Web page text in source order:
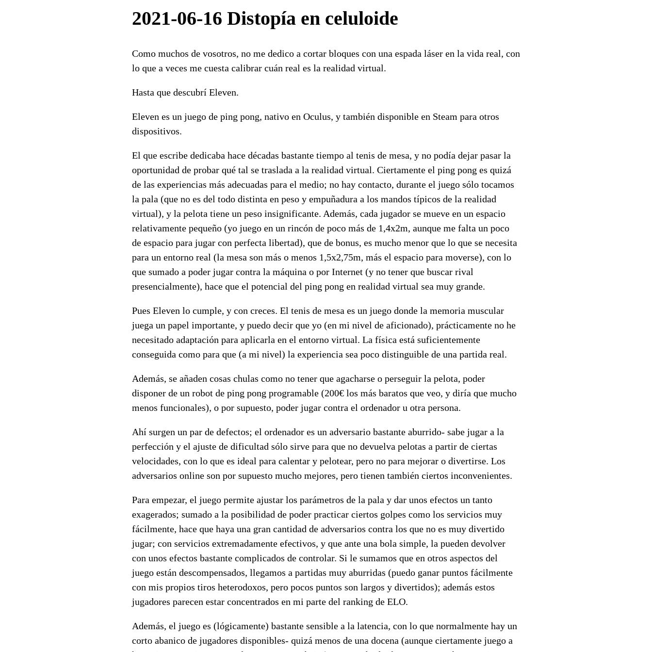
2021-06-16 Distopía en celuloide
Como muchos de vosotros, no me dedico a cortar bloques con una espada láser en la vida real, con
lo que a veces me cuesta calibrar cuán real es la realidad virtual.
Hasta que descubrí Eleven.
Eleven es un juego de ping pong, nativo en Oculus, y también disponible en Steam para otros
dispositivos.
El que escribe dedicaba hace décadas bastante tiempo al tenis de mesa, y no podía dejar pasar la
oportunidad de probar qué tal se traslada a la realidad virtual. Ciertamente el ping pong es quizá
de las experiencias más adecuadas para el medio; no hay contacto, durante el juego sólo tocamos
la pala (que no es del todo distinta en peso y empuñadura a los mandos típicos de la realidad
virtual), y la pelota tiene un peso insignificante. Además, cada jugador se mueve en un espacio
relativamente pequeño (yo juego en un rincón de poco más de 1,4x2m, aunque me falta un poco
de espacio para jugar con perfecta libertad), que de bonus, es mucho menor que lo que se necesita
para un entorno real (la mesa son más o menos 1,5x2,75m, más el espacio para moverse), con lo
que sumado a poder jugar contra la máquina o por Internet (y no tener que buscar rival
presencialmente), hace que el potencial del ping pong en realidad virtual sea muy grande.
Pues Eleven lo cumple, y con creces. El tenis de mesa es un juego donde la memoria muscular
juega un papel importante, y puedo decir que yo (en mi nivel de aficionado), prácticamente no he
necesitado adaptación para aplicarla en el entorno virtual. La física está suficientemente
conseguida como para que (a mi nivel) la experiencia sea poco distinguible de una partida real.
Además, se añaden cosas chulas como no tener que agacharse o perseguir la pelota, poder
disponer de un robot de ping pong programable (200€ los más baratos que veo, y diría que mucho
menos funcionales), o por supuesto, poder jugar contra el ordenador u otra persona.
Ahí surgen un par de defectos; el ordenador es un adversario bastante aburrido- sabe jugar a la
perfección y el ajuste de dificultad sólo sirve para que no devuelva pelotas a partir de ciertas
velocidades, con lo que es ideal para calentar y pelotear, pero no para mejorar o divertirse. Los
adversarios online son por supuesto mucho mejores, pero tienen también ciertos inconvenientes.
Para empezar, el juego permite ajustar los parámetros de la pala y dar unos efectos un tanto
exagerados; sumado a la posibilidad de poder practicar ciertos golpes como los servicios muy
fácilmente, hace que haya una gran cantidad de adversarios contra los que no es muy divertido
jugar; con servicios extremadamente efectivos, y que ante una bola simple, la pueden devolver
con unos efectos bastante complicados de controlar. Si le sumamos que en otros aspectos del
juego están descompensados, llegamos a partidas muy aburridas (puedo ganar puntos fácilmente
con mis propios tiros heterodoxos, pero pocos puntos son largos y divertidos); además estos
jugadores parecen estar concentrados en mi parte del ranking de ELO.
Además, el juego es (lógicamente) bastante sensible a la latencia, con lo que normalmente hay un
corto abanico de jugadores disponibles- quizá menos de una docena (aunque ciertamente juego a